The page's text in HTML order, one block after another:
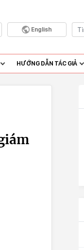
English
HƯỚNG DẪN TÁC GIẢ